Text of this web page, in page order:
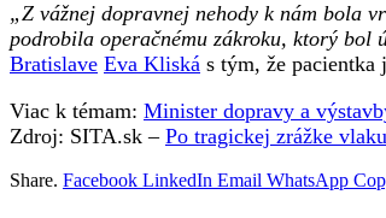
„Z vážnej dopravnej nehody k nám bola
podrobila operačnému zákroku, ktorý bol
Bratislave Eva Kliská s tým, že pacientka
Viac k témam: Minister dopravy a
Zdroj: SITA.sk – Po tragickej zrážke
Share. Facebook LinkedIn Email WhatsApp